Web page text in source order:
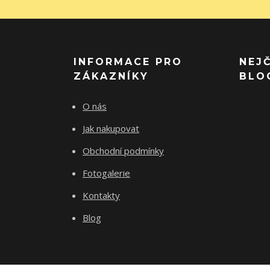
INFORMACE PRO
ZÁKAZNÍKY
O nás
Jak nakupovat
Obchodní podmínky
Fotogalerie
Kontakty
Blog